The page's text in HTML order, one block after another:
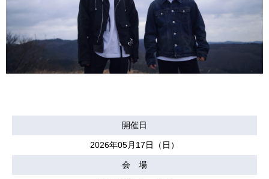
開催日
2026年05月17日（日）
会 場